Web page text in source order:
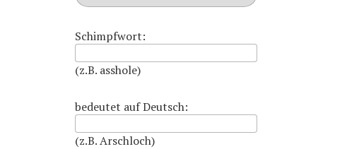
Schimpfwort:
(z.B. asshole)
bedeutet auf Deutsch:
(z.B. Arschloch)